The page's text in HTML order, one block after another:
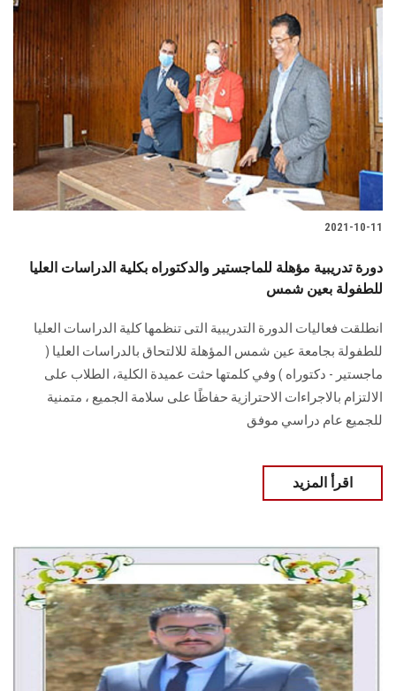
2021-10-11
دورة تدريبية مؤهلة للماجستير والدكتوراه بكلية الدراسات العليا
للطفولة بعين شمس
انطلقت فعاليات الدورة التدريبية التى تنظمها كلية الدراسات العليا
للطفولة بجامعة عين شمس المؤهلة للالتحاق بالدراسات العليا (
ماجستير - دكتوراه ) وفي كلمتها حثت عميدة الكلية، الطلاب على
الالتزام بالاجراءات الاحترازية حفاظًا على سلامة الجميع ، متمنية
للجميع عام دراسي موفق
اقرأ المزيد